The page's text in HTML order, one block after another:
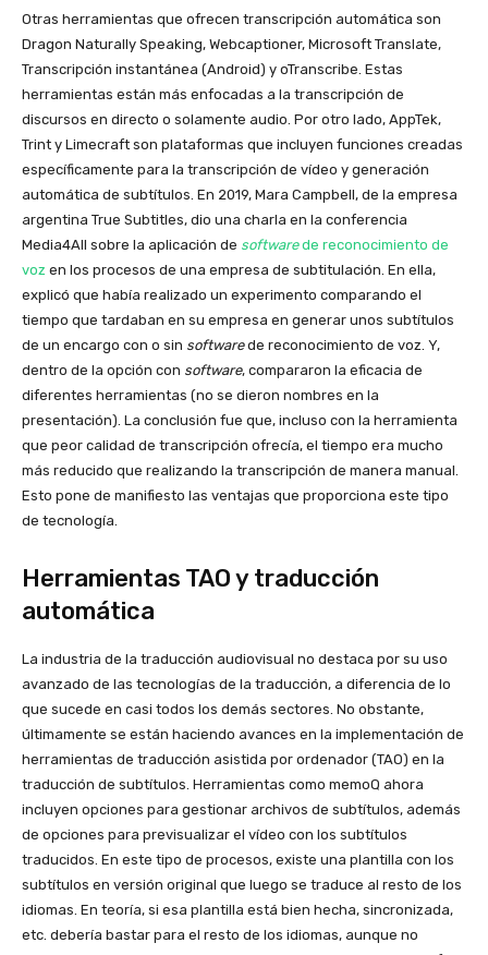
Otras herramientas que ofrecen transcripción automática son
Dragon Naturally Speaking, Webcaptioner, Microsoft Translate,
Transcripción instantánea (Android) y oTranscribe. Estas
herramientas están más enfocadas a la transcripción de
discursos en directo o solamente audio. Por otro lado, AppTek,
Trint y Limecraft son plataformas que incluyen funciones creadas
específicamente para la transcripción de vídeo y generación
automática de subtítulos. En 2019, Mara Campbell, de la empresa
argentina True Subtitles, dio una charla en la conferencia
Media4All sobre la aplicación de softwarede reconocimiento de
voz en los procesos de una empresa de subtitulación. En ella,
explicó que había realizado un experimento comparando el
tiempo que tardaban en su empresa en generar unos subtítulos
de un encargo con o sin softwarede reconocimiento de voz. Y,
dentro de la opción con software, compararon la eficacia de
diferentes herramientas (no se dieron nombres en la
presentación). La conclusión fue que, incluso con la herramienta
que peor calidad de transcripción ofrecía, el tiempo era mucho
más reducido que realizando la transcripción de manera manual.
Esto pone de manifiesto las ventajas que proporciona este tipo
de tecnología.
Herramientas TAO y traducción
automática
La industria de la traducción audiovisual no destaca por su uso
avanzado de las tecnologías de la traducción, a diferencia de lo
que sucede en casi todos los demás sectores. No obstante,
últimamente se están haciendo avances en la implementación de
herramientas de traducción asistida por ordenador (TAO) en la
traducción de subtítulos. Herramientas como memoQ ahora
incluyen opciones para gestionar archivos de subtítulos, además
de opciones para previsualizar el vídeo con los subtítulos
traducidos. En este tipo de procesos, existe una plantilla con los
subtítulos en versión original que luego se traduce al resto de los
idiomas. En teoría, si esa plantilla está bien hecha, sincronizada,
etc. debería bastar para el resto de los idiomas, aunque no